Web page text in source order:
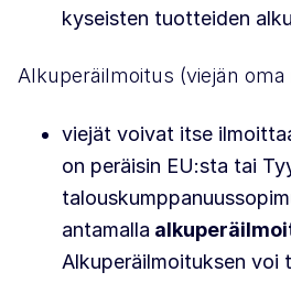
kyseisten tuotteiden
Alkuperäilmoitus (viejän oma
viejät voivat itse
on peräisin EU:sta tai
antamalla
Alkuperäilmoituksen voi